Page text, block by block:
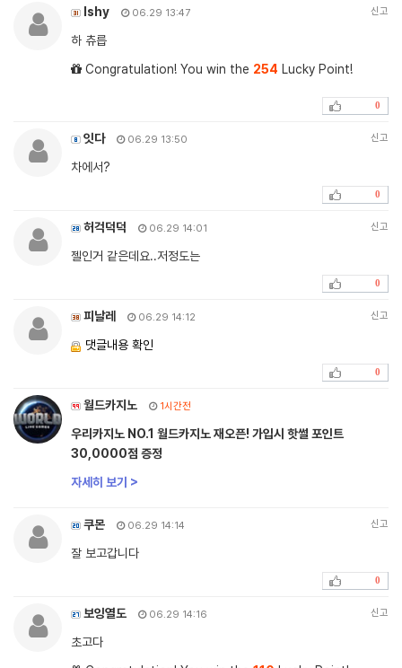
lshy 06.29 13:47 신고
하 츄릅
Congratulation! You win the 254 Lucky Point!
0
잇다 06.29 13:50 신고
차에서?
0
허걱덕덕 06.29 14:01 신고
젤인거 같은데요..저정도는
0
피날레 06.29 14:12 신고
댓글내용 확인
0
월드카지노 1시간전
우리카지노 NO.1 월드카지노 재오픈! 가입시 핫썰 포인트
30,0000점 증정
자세히 보기 >
쿠몬 06.29 14:14 신고
잘 보고갑니다
0
보잉열도 06.29 14:16 신고
초고다